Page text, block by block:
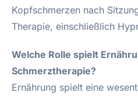
Kopfschmerzen nach
Therapie, einschließlich
Welche Rolle spielt
Schmerztherapie?
Ernährung spielt eine